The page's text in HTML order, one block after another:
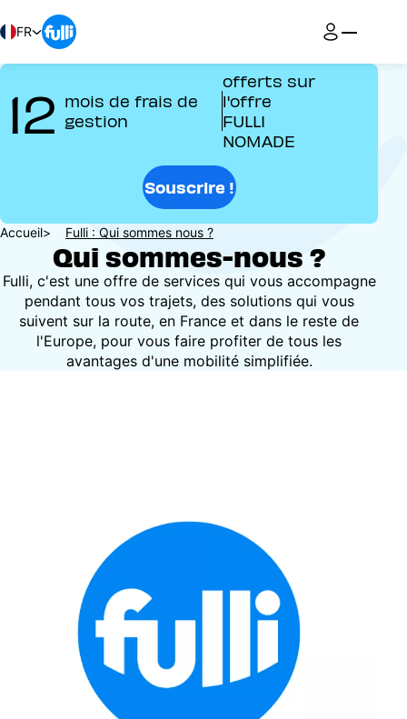
au
contenu
principal
FR
12 mois de frais de
gestion
offerts sur
l'offre
FULLI
NOMADE
Souscrire !
Fil
d'Ariane
Accueil Fulli : Qui sommes nous ?
Qui sommes-nous ?
Fulli, c'est une offre de services qui vous accompagne
pendant tous vos trajets, des solutions qui vous
suivent sur la route, en France et dans le reste de
l'Europe, pour vous faire profiter de tous les
avantages d'une mobilité simplifiée.